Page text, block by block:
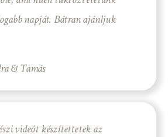
napját. Bátran ajánljuk
& Tamás
videót készítettetek az